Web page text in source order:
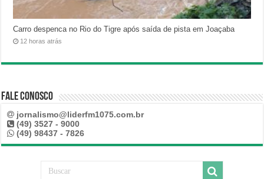
Carro despenca no Rio do Tigre após saída de pista em Joaçaba
12 horas atrás
Fale Conosco
jornalismo@liderfm1075.com.br
(49) 3527 - 9000
(49) 98437 - 7826